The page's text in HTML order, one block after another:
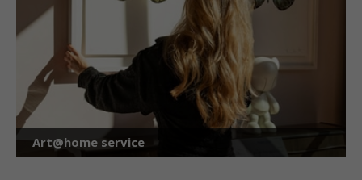
Art@home service